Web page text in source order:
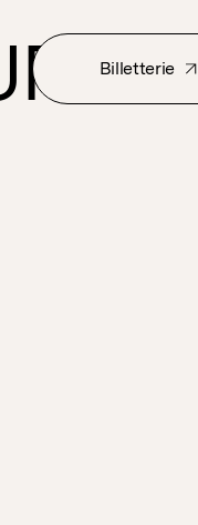
Billetterie
LES